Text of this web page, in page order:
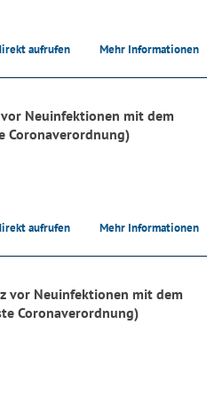
aufrufen Mehr Informationen
Neuinfektionen mit dem
Coronaverordnung)
aufrufen Mehr Informationen
vor Neuinfektionen mit dem
Coronaverordnung)